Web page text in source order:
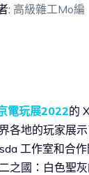
: 高級雜工Mo編
電玩展2022的
各地的玩家展
工作室和合
之國：白色聖